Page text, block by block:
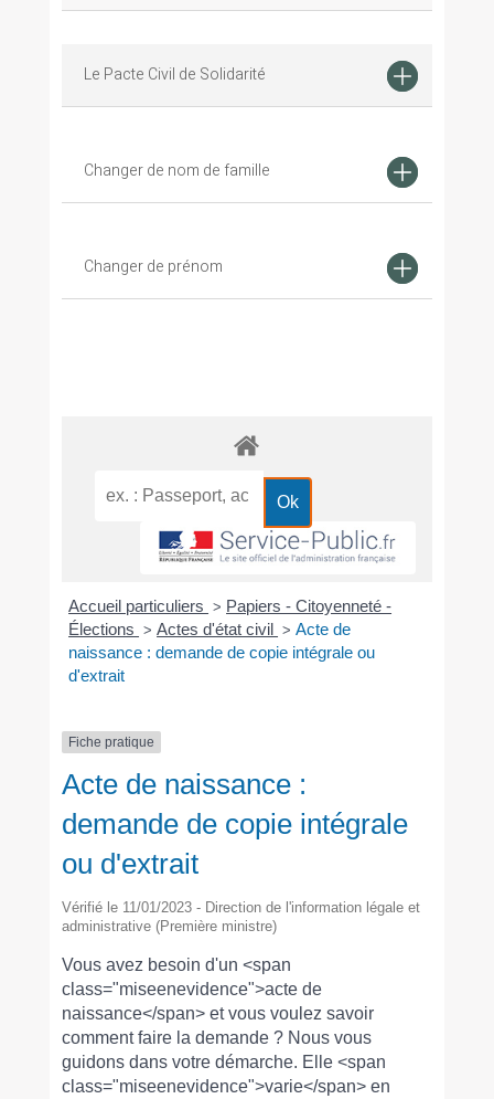
Le Pacte Civil de Solidarité
Changer de nom de famille
Changer de prénom
Accueil particuliers > Papiers - Citoyenneté -
Élections > Actes d'état civil > Acte de
naissance : demande de copie intégrale ou
d'extrait
Fiche pratique
Acte de naissance :
demande de copie intégrale
ou d'extrait
Vérifié le 11/01/2023 - Direction de l'information légale et
administrative (Première ministre)
Vous avez besoin d'un <span
class="miseenevidence">acte de
naissance</span> et vous voulez savoir
comment faire la demande ? Nous vous
guidons dans votre démarche. Elle <span
class="miseenevidence">varie</span> en